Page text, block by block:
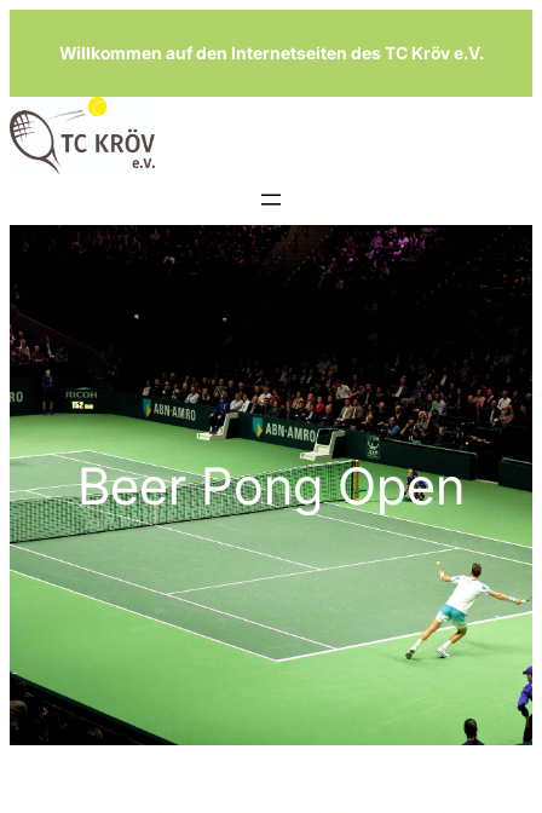
Inhalt
springen
Willkommen auf den Internetseiten des TC Kröv e.V.
Beer Pong Open